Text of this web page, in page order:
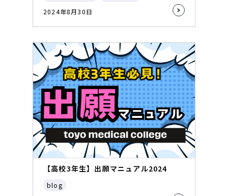
2024年8月30日
【高校3年生】出願マニュアル2024
blog